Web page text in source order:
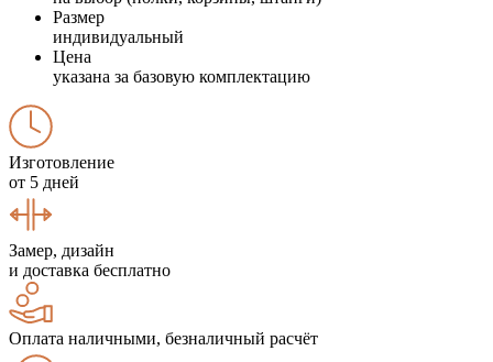
Размер
индивидуальный
Цена
указана за базовую комплектацию
Изготовление
от 5 дней
Замер, дизайн
и доставка бесплатно
Оплата наличными, безналичный расчёт